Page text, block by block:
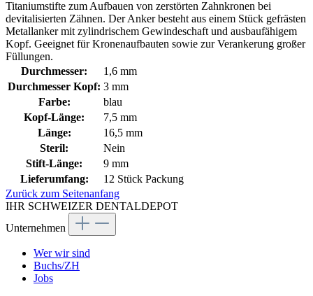
Titaniumstifte zum Aufbauen von zerstörten Zahnkronen bei
devitalisierten Zähnen. Der Anker besteht aus einem Stück gefrästen
Metallanker mit zylindrischem Gewindeschaft und ausbaufähigem
Kopf. Geeignet für Kronenaufbauten sowie zur Verankerung großer
Füllungen.
Durchmesser:
1,6 mm
Durchmesser Kopf: 3 mm
Farbe:
blau
Kopf-Länge:
7,5 mm
Länge:
16,5 mm
Steril:
Nein
Stift-Länge:
9 mm
Lieferumfang:
12 Stück Packung
Zurück zum Seitenanfang
IHR SCHWEIZER DENTALDEPOT
Unternehmen
Wer wir sind
Buchs/ZH
Jobs